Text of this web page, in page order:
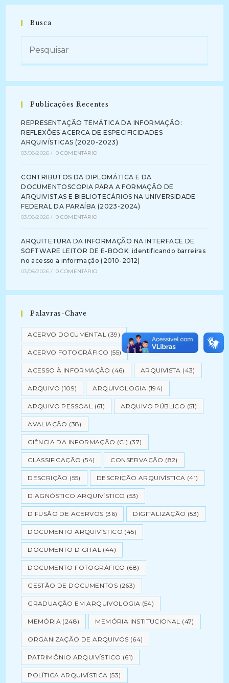
Busca
Publicações Recentes
REPRESENTAÇÃO TEMÁTICA DA INFORMAÇÃO:
REFLEXÕES ACERCA DE ESPECIFICIDADES
ARQUIVÍSTICAS (2020-2023)
03/08/2026 / 0 COMENTÁRIO
CONTRIBUTOS DA DIPLOMÁTICA E DA
DOCUMENTOSCOPIA PARA A FORMAÇÃO DE
ARQUIVISTAS E BIBLIOTECÁRIOS NA UNIVERSIDADE
FEDERAL DA PARAÍBA (2023-2024)
03/08/2026 / 0 COMENTÁRIO
ARQUITETURA DA INFORMAÇÃO NA INTERFACE DE
SOFTWARE LEITOR DE E-BOOK: identificando barreiras
no acesso a informação (2010-2012)
03/08/2026 / 0 COMENTÁRIO
Palavras-Chave
ACERVO DOCUMENTAL (39)
ACERVO FOTOGRÁFICO (55)
ACESSO À INFORMAÇÃO (46) ARQUIVISTA (43)
ARQUIVO (109) ARQUIVOLOGIA (194)
ARQUIVO PESSOAL (61) ARQUIVO PÚBLICO (51)
AVALIAÇÃO (38)
CIÊNCIA DA INFORMAÇÃO (CI) (37)
CLASSIFICAÇÃO (54) CONSERVAÇÃO (82)
DESCRIÇÃO (55) DESCRIÇÃO ARQUIVÍSTICA (41)
DIAGNÓSTICO ARQUIVÍSTICO (53)
DIFUSÃO DE ACERVOS (36) DIGITALIZAÇÃO (53)
DOCUMENTO ARQUIVÍSTICO (45)
DOCUMENTO DIGITAL (44)
DOCUMENTO FOTOGRÁFICO (68)
GESTÃO DE DOCUMENTOS (263)
GRADUAÇÃO EM ARQUIVOLOGIA (54)
MEMÓRIA (248) MEMÓRIA INSTITUCIONAL (47)
ORGANIZAÇÃO DE ARQUIVOS (64)
PATRIMÔNIO ARQUIVÍSTICO (61)
POLÍTICA ARQUIVÍSTICA (53)